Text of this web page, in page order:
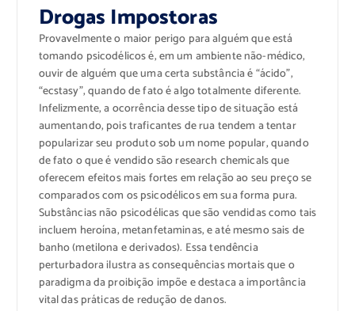
Drogas Impostoras
Provavelmente o maior perigo para alguém que está
tomando psicodélicos é, em um ambiente não-médico,
ouvir de alguém que uma certa substância é “ácido”,
“ecstasy”, quando de fato é algo totalmente diferente.
Infelizmente, a ocorrência desse tipo de situação está
aumentando, pois traficantes de rua tendem a tentar
popularizar seu produto sob um nome popular, quando
de fato o que é vendido são research chemicals que
oferecem efeitos mais fortes em relação ao seu preço se
comparados com os psicodélicos em sua forma pura.
Substâncias não psicodélicas que são vendidas como tais
incluem heroína, metanfetaminas, e até mesmo sais de
banho (metilona e derivados). Essa tendência
perturbadora ilustra as consequências mortais que o
paradigma da proibição impõe e destaca a importância
vital das práticas de redução de danos.